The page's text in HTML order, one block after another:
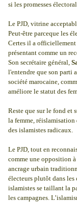
si les promesses
Le PJD, vitrine
Peut-être parceque les
Certes il a officiellement
présentant comme un
Son secrétaire général,
l'entendre que son parti
société marocaine,
améliore le statut des
Reste que sur le fond et
la femme,
des islamistes radicaux.
Le PJD, tout en
comme une opposition
ancrage urbain
électeurs plutôt dans les
islamistes se taillant la
les campagnes.